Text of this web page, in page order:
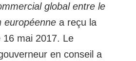
global entre le
européenne a reçu la
16 mai 2017. Le
en conseil a